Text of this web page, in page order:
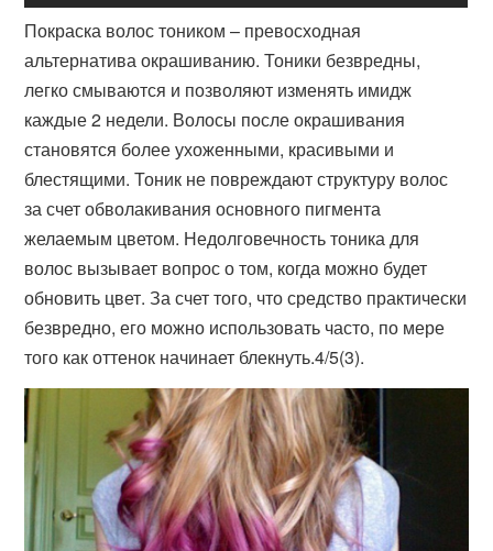
Покраска волос тоником – превосходная
альтернатива окрашиванию. Тоники безвредны,
легко смываются и позволяют изменять имидж
каждые 2 недели. Волосы после окрашивания
становятся более ухоженными, красивыми и
блестящими. Тоник не повреждают структуру волос
за счет обволакивания основного пигмента
желаемым цветом. Недолговечность тоника для
волос вызывает вопрос о том, когда можно будет
обновить цвет. За счет того, что средство практически
безвредно, его можно использовать часто, по мере
того как оттенок начинает блекнуть.4/5(3).